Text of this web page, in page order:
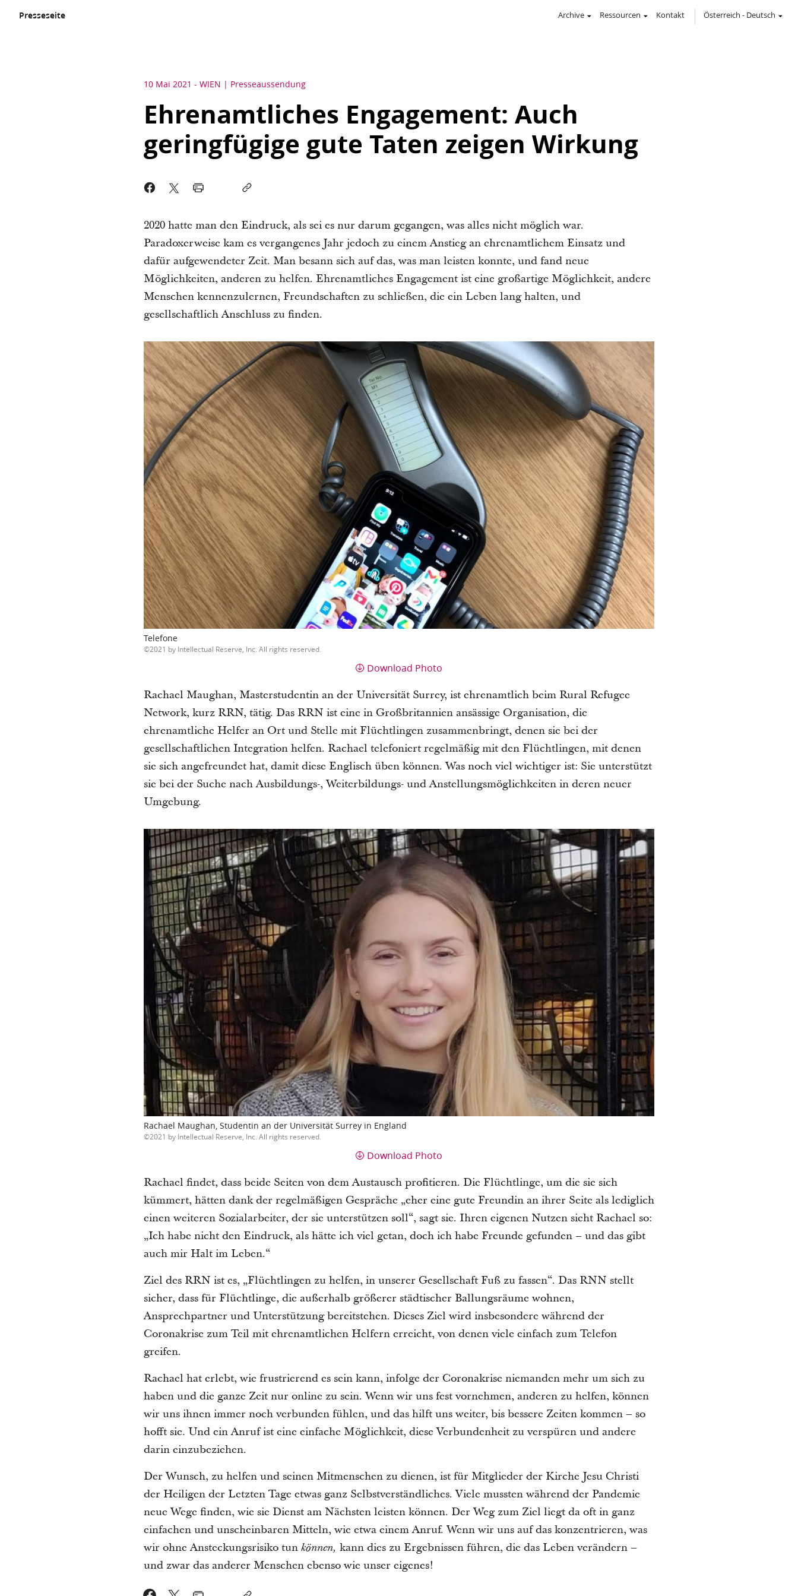
Presseseite Archive Ressourcen Kontakt Österreich - Deutsch
10 Mai 2021 - WIEN Presseaussendung
Ehrenamtliches Engagement: Auch
geringfügige gute Taten zeigen Wirkung
2020 hatte man den Eindruck, als sei es nur darum gegangen, was alles nicht möglich war.
Paradoxerweise kam es vergangenes Jahr jedoch zu einem Anstieg an ehrenamtlichem Einsatz und
dafür aufgewendeter Zeit. Man besann sich auf das, was man leisten konnte, und fand neue
Möglichkeiten, anderen zu helfen. Ehrenamtliches Engagement ist eine großartige Möglichkeit, andere
Menschen kennenzulernen, Freundschaften zu schließen, die ein Leben lang halten, und
gesellschaftlich Anschluss zu finden.
Telefone
2021 by Intellectual Reserve, Inc. All rights reserved.
Download Photo
Rachael Maughan, Masterstudentin an der Universität Surrey, ist ehrenamtlich beim Rural Refugee
Network, kurz RRN, tätig. Das RRN ist eine in Großbritannien ansässige Organisation, die
ehrenamtliche Helfer an Ort und Stelle mit Flüchtlingen zusammenbringt, denen sie bei der
gesellschaftlichen Integration helfen. Rachael telefoniert regelmäßig mit den Flüchtlingen, mit denen
sie sich angefreundet hat, damit diese Englisch üben können. Was noch viel wichtiger ist: Sie unterstützt
sie bei der Suche nach Ausbildungs-, Weiterbildungs- und Anstellungsmöglichkeiten in deren neuer
Umgebung.
Rachael Maughan, Studentin an der Universität Surrey in England
2021 by Intellectual Reserve, Inc. All rights reserved.
Download Photo
Rachael findet, dass beide Seiten von dem Austausch profitieren. Die Flüchtlinge, um die sie sich
kümmert, hätten dank der regelmäßigen Gespräche „eher eine gute Freundin an ihrer Seite als lediglich
einen weiteren Sozialarbeiter, der sie unterstützen soll“, sagt sie. Ihren eigenen Nutzen sieht Rachael so:
„Ich habe nicht den Eindruck, als hätte ich viel getan, doch ich habe Freunde gefunden – und das gibt
auch mir Halt im Leben.“
Ziel des RRN ist es, „Flüchtlingen zu helfen, in unserer Gesellschaft Fuß zu fassen“. Das RNN stellt
sicher, dass für Flüchtlinge, die außerhalb größerer städtischer Ballungsräume wohnen,
Ansprechpartner und Unterstützung bereitstehen. Dieses Ziel wird insbesondere während der
Coronakrise zum Teil mit ehrenamtlichen Helfern erreicht, von denen viele einfach zum Telefon
greifen.
Rachael hat erlebt, wie frustrierend es sein kann, infolge der Coronakrise niemanden mehr um sich zu
haben und die ganze Zeit nur online zu sein. Wenn wir uns fest vornehmen, anderen zu helfen, können
wir uns ihnen immer noch verbunden fühlen, und das hilft uns weiter, bis bessere Zeiten kommen – so
hofft sie. Und ein Anruf ist eine einfache Möglichkeit, diese Verbundenheit zu verspüren und andere
darin einzubeziehen.
Der Wunsch, zu helfen und seinen Mitmenschen zu dienen, ist für Mitglieder der Kirche Jesu Christi
der Heiligen der Letzten Tage etwas ganz Selbstverständliches. Viele mussten während der Pandemie
neue Wege finden, wie sie Dienst am Nächsten leisten können. Der Weg zum Ziel liegt da oft in ganz
einfachen und unscheinbaren Mitteln, wie etwa einem Anruf. Wenn wir uns auf das konzentrieren, was
wir ohne Ansteckungsrisiko tun können, kann dies zu Ergebnissen führen, die das Leben verändern –
und zwar das anderer Menschen ebenso wie unser eigenes!